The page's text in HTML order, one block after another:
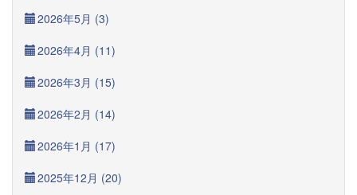
2026年5月 (3)
2026年4月 (11)
2026年3月 (15)
2026年2月 (14)
2026年1月 (17)
2025年12月 (20)